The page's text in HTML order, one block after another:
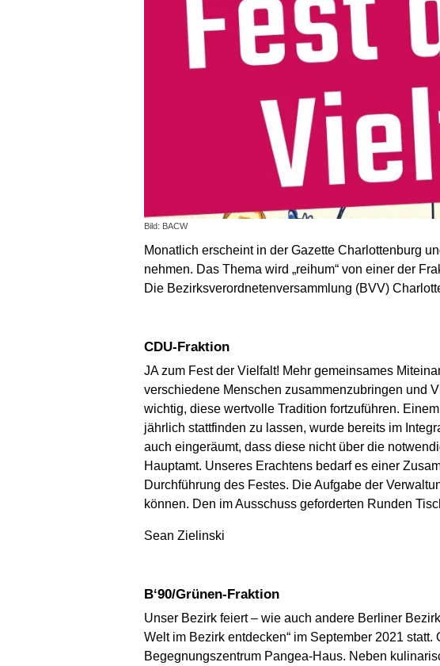
Bild: BACW
Monatlich erscheint in der Gazette Charlottenburg
nehmen. Das Thema wird „reihum“ von einer der
Die Bezirksverordnetenversammlung (BVV)
CDU-Fraktion
JA zum Fest der Vielfalt! Mehr gemeinsames
verschiedene Menschen zusammenzubringen und
wichtig, diese wertvolle Tradition fortzuführen.
jährlich stattfinden zu lassen, wurde bereits im
auch eingeräumt, dass diese nicht über die
Hauptamt. Unseres Erachtens bedarf es einer
Durchführung des Festes. Die Aufgabe der
können. Den im Ausschuss geforderten Runden
Sean Zielinski
B‘90/Grünen-Fraktion
Unser Bezirk feiert – wie auch andere Berliner
Welt im Bezirk entdecken“ im September 2021
Begegnungszentrum Pangea-Haus. Neben